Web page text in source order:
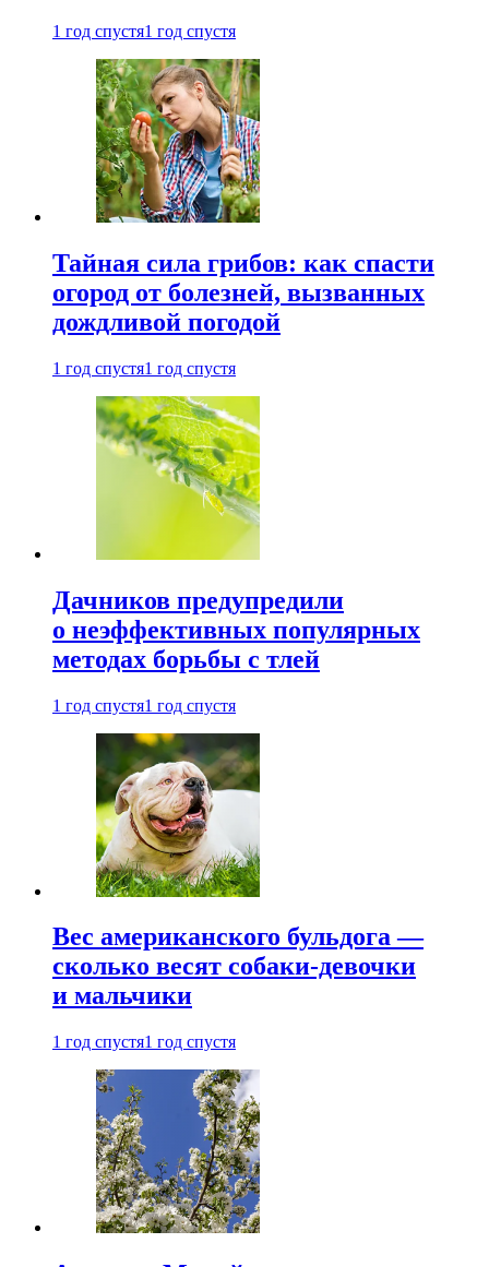
1 год спустя1 год спустя
Тайная сила грибов: как спасти
огород от болезней, вызванных
дождливой погодой
1 год спустя1 год спустя
Дачников предупредили
о неэффективных популярных
методах борьбы с тлей
1 год спустя1 год спустя
Вес американского бульдога —
сколько весят собаки-девочки
и мальчики
1 год спустя1 год спустя